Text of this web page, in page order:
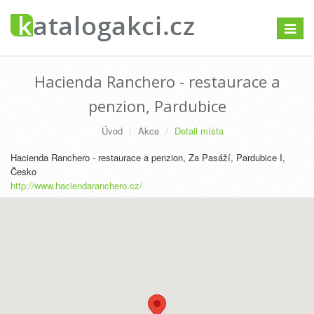
Hacienda Ranchero - restaurace a
penzion, Pardubice
Úvod Akce
Detail místa
Hacienda Ranchero - restaurace a penzion, Za Pasáží, Pardubice I,
Česko
http://www.haciendaranchero.cz/